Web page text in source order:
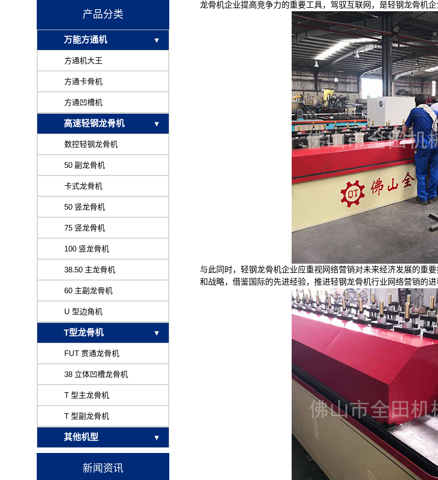
产品分类
万能方通机
方通机大王
方通卡骨机
方通凹槽机
高速轻钢龙骨机
数控轻钢龙骨机
50 副龙骨机
卡式龙骨机
50 竖龙骨机
75 竖龙骨机
100 竖龙骨机
38.50 主龙骨机
60 主副龙骨机
U 型边角机
T型龙骨机
FUT 贯通龙骨机
38 立体凹槽龙骨机
T 型主龙骨机
T 型副龙骨机
其他机型
新闻资讯
龙骨机企业提高竞争力的重要工具，驾驭互联网，是轻钢龙骨机企
与此同时，轻钢龙骨机企业应重视网络营销对未来经济发展的重
和战略，借鉴国际的先进经验，推进轻钢龙骨机行业网络营销的